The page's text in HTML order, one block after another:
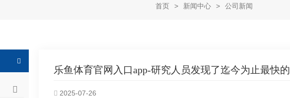
首页 > 新闻中心 > 公司新闻
乐鱼体育官网入口app-研究人员发现了迄今为止最快
2025-07-26